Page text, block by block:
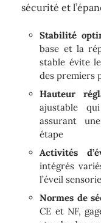
sécurité et
Stabilité
base et la
stable évite
des premiers
Hauteur
ajustable
assurant
étape
Activités
intégrés
l’éveil
Normes de
CE et NF,